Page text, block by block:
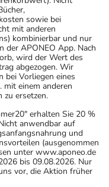
Säuglingen,
auf eine
fragen Sie
Auswirkungen
kann von den
Da der Arzt sie
Arzneimittel daher
sowie bei
mit anderen
kombinierbar und nur
der APONEO App. Nach
wird der Wert des
abgezogen. Wir
bei Vorliegen eines
einem anderen
zu ersetzen.
erhalten Sie 20 %
anwendbar auf
und
(ausgenommen
unter www.aponeo.de
bis 09.08.2026. Nur
vor, die Aktion früher